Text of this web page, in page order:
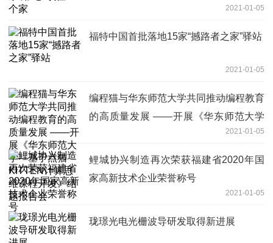
2021-01-05
福特中国首批落地15家“撼路者之家”驿站
2021-01-05
编程猫与华东师范大学共同推动编程教育
的高质量发展 ——开展《华东师范大学
—基于点猫KITTEN计算思维课程开发》
结题报告会
2021-01-05
鲤城协兴制造再次荣获福建省2020年国
家高新技术企业荣誉称号
2021-01-05
珑璟光电光栅波导研发取得新进展